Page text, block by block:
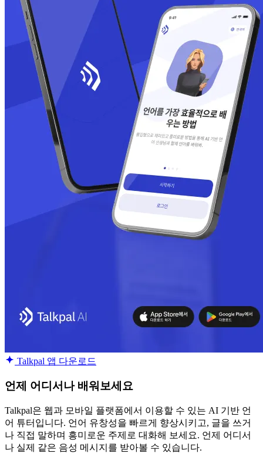
Talkpal 앱 다운로드
언제 어디서나 배워보세요
Talkpal은 웹과 모바일 플랫폼에서 이용할 수 있는 AI 기반 언
어 튜터입니다. 언어 유창성을 빠르게 향상시키고, 글을 쓰거
나 직접 말하며 흥미로운 주제로 대화해 보세요. 언제 어디서
나 실제 같은 음성 메시지를 받아볼 수 있습니다.